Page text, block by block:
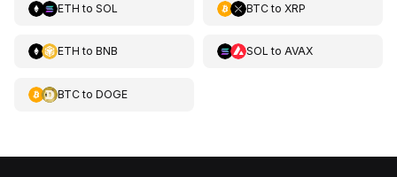
ETH to SOL BTCto XRP
ETH to BNB SOL to AVAX
BTCto DOGE